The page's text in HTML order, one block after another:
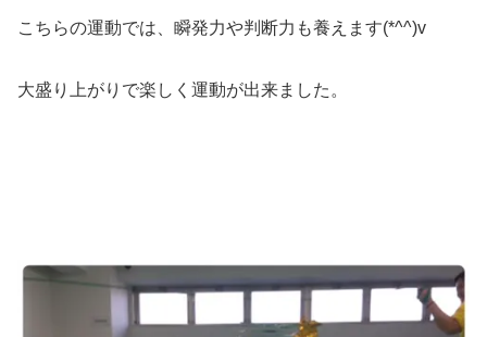
こちらの運動では、瞬発力や判断力も養えます(*^^)v
大盛り上がりで楽しく運動が出来ました。